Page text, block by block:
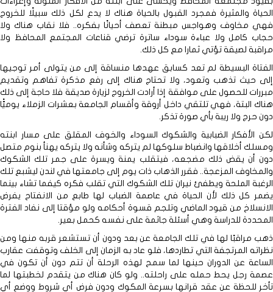
الحياة والمثيرة فمجرد القبول بالحياة هناك لا يدع لكل ذلك سبيلًا للخروج
فهي مخاوف وهواجس مبطنة تعصف أحيانًا بفكره.. فلا نقاب هناك ولا
حجاب كامل ولا عباءة سوداء ساترة ترضي قناعات المجتمع المحافظ ولا
مراقبة لصيقة تؤتي ثمارا مع كل ذلك.
الفتاة البسيطة لم تعد كسابق عهدها منساقة إلى من يتولى أمر توجيها
إلى حيث تذهب وتعود، ولا تحتاج هناك إلى رفع مذكرة تفاهم وتقديم
مبررات للحصول على موافقة إذا أرادت الخروج لزيارة صديقة فلا حاجة إلى ذلك
هناك البتة، فهي تلتقي داخل أروقة وأقسام الجامعة بعشرات الزملاء يوميًّا
دون حرج ولا ريبة بأي صورة تذكر.
لكن الأفكار الضبابية والشكوك السوداء والخوف المقلق على مسار ابنته
ومسلك أخلاقها وانضباط سلوكها لم يتركه وشأنه ولا يتركه يهنأ بنوم متصل
دون أن يقض ذلك مضجعه، فيتقلب يمنة ويسرة على جمر تلك الشكوك
والمخاوف المزعجة.. فقرر الذهاب ذات يوم إلى جامعتها في لندن ليشبع تلك
الرغبة الملحة ويطفئ نيران تلك الشكوك التي تقلب فكره كيفما تشاء بينما
يضمر كل ذلك لأن الحياة في عاصمة الضباب لها طابع من الانفتاح يفرض
الانسلاخ من قيود الماضي وتلجم قسوة أحكامه ولو مؤقتا إلى نفاد الفترة
المحددة للدراسة وهي أسئلة جاثمة على نفسه كحمل بعير.
ذهب مراقبًا لها في تلك الجامعة عن بعد ودون أن تستشعر قربه منها ومن
نظراته المرتجفة التي تطاردها، فلو عاد به الزمان إلى الخلف وتوقفت عقارب
الساعة عن الدوران حينها لما سمح لهذه الرحلة أن تتم دون أن تكون في
عصمة رجل يحط حمله على راحلته.. ولو كان هناك من يتقدم لخطبتها لما
تأخر للحظة عن عقد قرانها بسرعة المكوك ودون فرض أي شروط ووضع أي